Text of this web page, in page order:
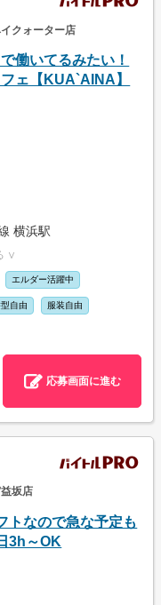
クォーター店
働いてるみたい！
ェ【KUA`AINA】
横浜駅
∨
エルダー活躍中
自由 服装自由
応募画面に進む
坂店
トなので急な予定も
3h～OK